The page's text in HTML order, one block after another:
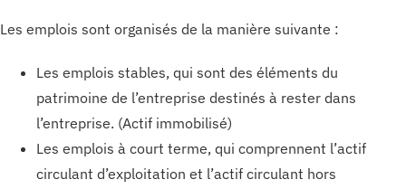
Les emplois sont organisés de la manière suivante :
Les emplois stables, qui sont des éléments du
patrimoine de l’entreprise destinés à rester dans
l’entreprise. (Actif immobilisé)
Les emplois à court terme, qui comprennent l’actif
circulant d’exploitation et l’actif circulant hors